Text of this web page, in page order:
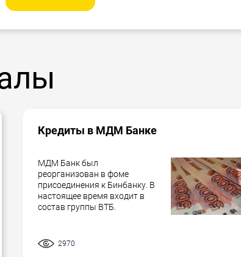
Кредиты в МДМ Банке
МДМ Банк был
реорганизован в фоме
присоединения к Бинбанку. В
настоящее время входит в
состав группы ВТБ.
2970